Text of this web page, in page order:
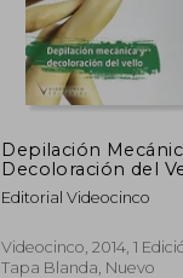
Depilación
Decoloración del
Fpbs
Editorial Videocinco
Videocinco, 2014, 1
Tapa Blanda, Nuevo